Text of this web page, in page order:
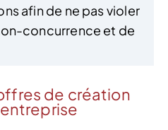
afin de ne pas violer
concurrence et de
de création